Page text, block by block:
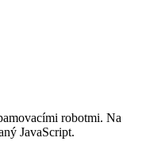
robotmi. Na
JavaScript.